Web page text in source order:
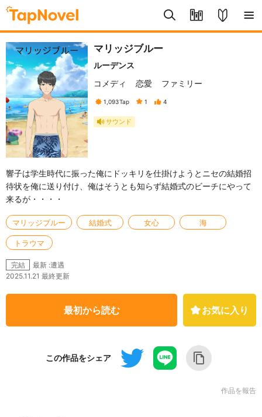
マリッジブルー
ルーデンス
コメディ
恋愛 ファミリー
1,093Tap 1 4
サウンド
響子は学生時代に振った俺にドッキリを仕掛けようとニセの結婚招
待状を俺に送り付け、俺はそうとも知らず結婚式のビーチにやって
来るが・・・・
マリッジブルー 結婚式 女心 海
トラウマ
完結
最新 :遭遇
2025.11.21 最終更新
最初から読む お気に入り
この作品をシェア
作品を報告